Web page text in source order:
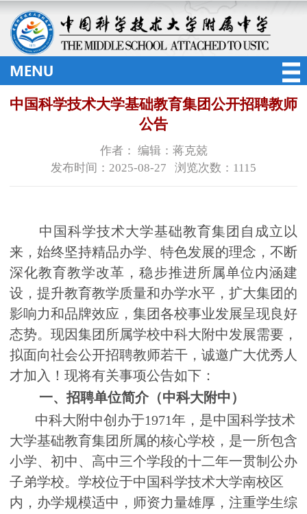
中国科学技术大学基础教育集团公开招聘教师
公告
作者： 编辑：蒋克兢
发布时间：2025-08-27 浏览次数： 1115
中国科学技术大学基础教育集团自成立以
来，始终坚持精品办学、特色发展的理念，不断
深化教育教学改革，稳步推进所属单位内涵建
设，提升教育教学质量和办学水平，扩大集团的
影响力和品牌效应，集团各校事业发展呈现良好
态势。现因集团所属学校中科大附中发展需要，
拟面向社会公开招聘教师若干，诚邀广大优秀人
才加入！现将有关事项公告如下：
一、招聘单位简介（中科大附中）
中科大附中创办于1971年，是中国科学技术
大学基础教育集团所属的核心学校，是一所包含
小学、初中、高中三个学段的十二年一贯制公办
子弟学校。学校位于中国科学技术大学南校区
内，办学规模适中，师资力量雄厚，注重学生综